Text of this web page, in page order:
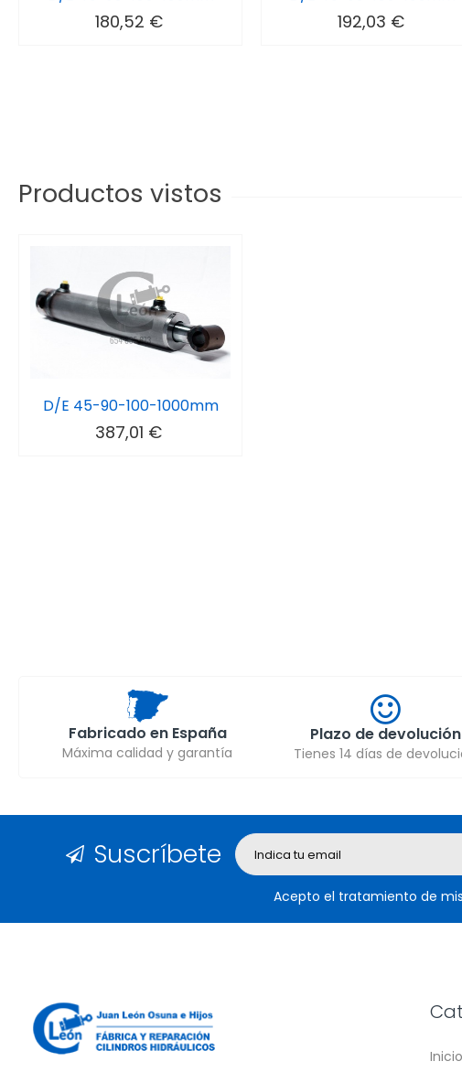
180,52 € 192,03 €
Productos vistos
D/E 45-90-100-1000mm
387,01 €
Fabricado en España
Máxima calidad y garantía
Plazo de devolución
Tienes 14 días de
Suscríbete
Acepto el tratamiento de
Inicio